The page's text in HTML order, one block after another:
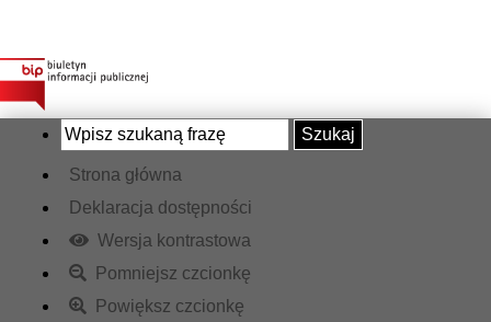
Szukaj
Strona główna
Deklaracja dostępności
Wersja kontrastowa
Pomniejsz czcionkę
Powiększ czcionkę